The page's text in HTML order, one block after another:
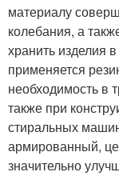
материалу
колебания, а
хранить изделия
применяется
необходимость в
также при
стиральных
армированный,
значительно